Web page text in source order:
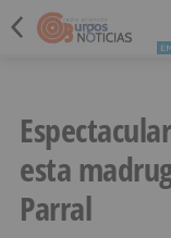
esta
Parral